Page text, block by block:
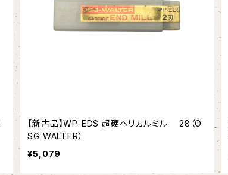
【新古品】WP-EDS 超硬ヘリカルミル 28（O
SG WALTER）
¥5,079